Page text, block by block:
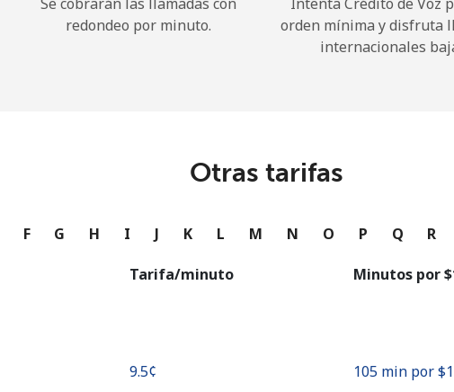
Iniciar Sesión
Continuar con
redondeo por minuto.
orden mínima y disfruta
internacionales
Otras tarifas
F G H I J K L M N O P Q R
Tarifa/minuto Minutos por
⁦9.5¢⁩ 105 min por